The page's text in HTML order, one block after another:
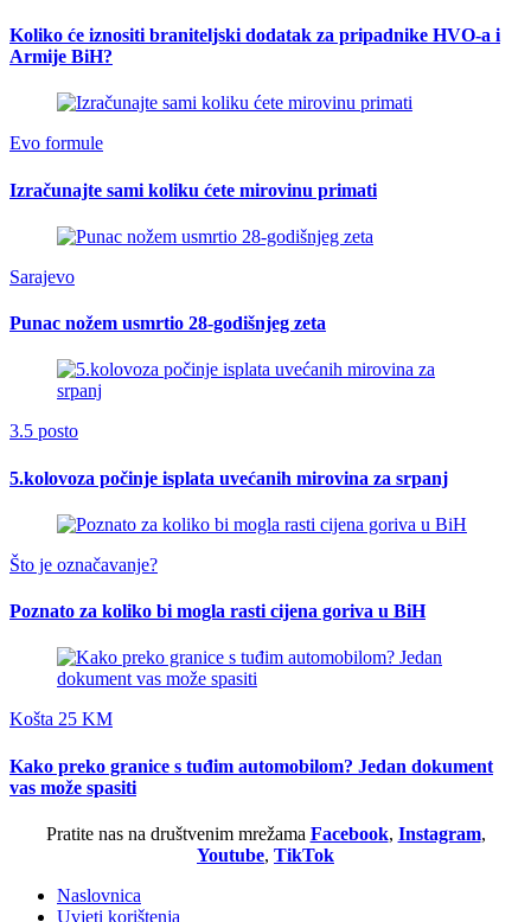
Koliko će iznositi braniteljski dodatak za pripadnike HVO-a i
Armije BiH?
Evo formule
Izračunajte sami koliku ćete mirovinu primati
Sarajevo
Punac nožem usmrtio 28-godišnjeg zeta
3.5 posto
5.kolovoza počinje isplata uvećanih mirovina za srpanj
Što je označavanje?
Poznato za koliko bi mogla rasti cijena goriva u BiH
Košta 25 KM
Kako preko granice s tuđim automobilom? Jedan dokument
vas može spasiti
Pratite nas na društvenim mrežama Facebook, Instagram,
Youtube, TikTok
Naslovnica
Uvjeti korištenja